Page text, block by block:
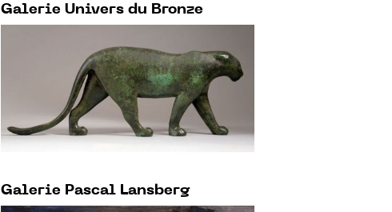
Galerie Univers du Bronze
Galerie Pascal Lansberg